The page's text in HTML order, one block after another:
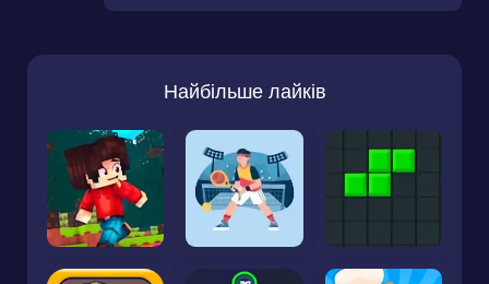
Найбільше лайків